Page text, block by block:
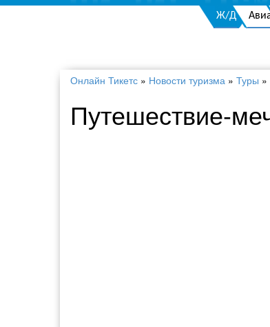
Ж/Д
Онлайн Тикетс » Новости туризма » Туры »
Путешествие-